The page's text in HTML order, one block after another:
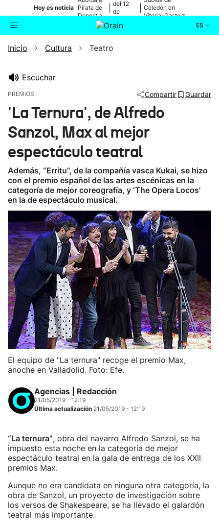
Hoy es noticia Pirata de
Donostia
del 12
de
Celedón en
Vitoria-Gasteiz
ES
Buscador Actualidad
Ikusmiran
Eguraldia
Inicio Cultura Teatro
Escuchar
PREMIOS Compartir Guardar
'La Ternura', de Alfredo
Sanzol, Max al mejor
espectáculo teatral
Además, “Erritu”, de la compañía vasca Kukai, se hizo
con el premio español de las artes escénicas en la
categoría de mejor coreografía, y ‘The Opera Locos’
en la de espectáculo musical.
El equipo de "La ternura" recoge el premio Max,
anoche en Valladolid. Foto: Efe.
Agencias | Redacción
21/05/2019 - 12:19
Última actualización 21/05/2019 - 12:19
“La ternura”, obra del navarro Alfredo Sanzol, se ha
impuesto esta noche en la categoría de mejor
espectáculo teatral en la gala de entrega de los XXII
premios Max.
Aunque no era candidata en ninguna otra categoría, la
obra de Sanzol, un proyecto de investigación sobre
los versos de Shakespeare, se ha llevado el galardón
teatral más importante.